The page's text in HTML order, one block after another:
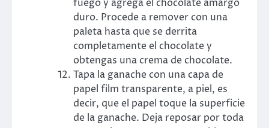
fuego y agrega el chocolate amargo
duro. Procede a remover con una
paleta hasta que se derrita
completamente el chocolate y
obtengas una crema de chocolate.
Tapa la ganache con una capa de
papel film transparente, a piel, es
decir, que el papel toque la superficie
de la ganache. Deja reposar por toda